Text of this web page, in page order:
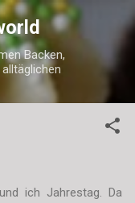
Backen,
ich Jahrestag. Da